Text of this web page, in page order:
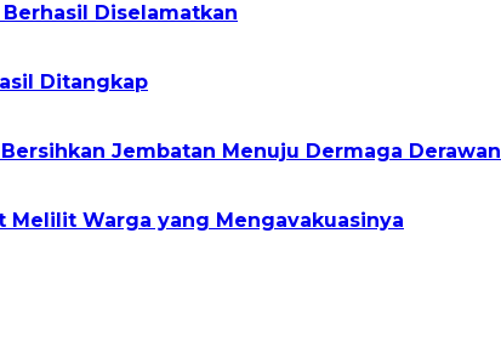
Diselamatkan
Ditangkap
Jembatan Menuju Dermaga Derawan
Melilit Warga yang Mengavakuasinya